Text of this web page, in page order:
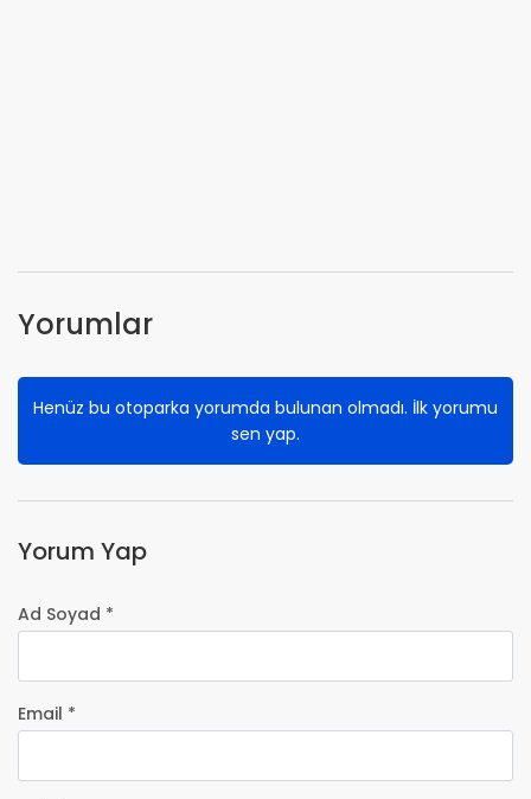
Yorumlar
Henüz bu otoparka yorumda bulunan olmadı. İlk yorumu
sen yap.
Yorum Yap
Ad Soyad *
Email *